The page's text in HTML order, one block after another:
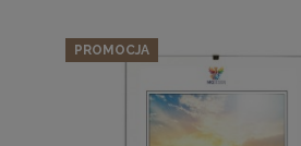
PROMOCJA